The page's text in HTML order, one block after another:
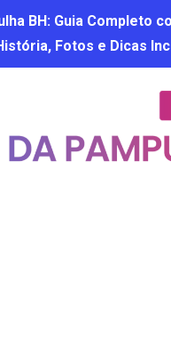
BH: Guia Completo
Fotos e Dicas